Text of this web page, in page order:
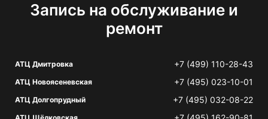
Запись на обслуживание и
ремонт
АТЦ Дмитровка +7 (499) 110-28-43
АТЦ Новоясеневская +7 (495) 023-10-01
АТЦ Долгопрудный +7 (495) 032-08-22